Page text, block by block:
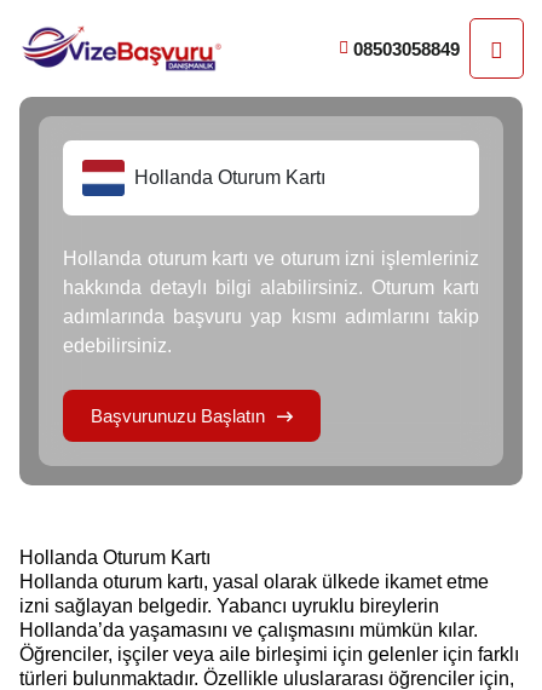
08503058849
Hollanda Oturum Kartı
Hollanda oturum kartı ve oturum izni işlemleriniz
hakkında detaylı bilgi alabilirsiniz. Oturum kartı
adımlarında başvuru yap kısmı adımlarını takip
edebilirsiniz.
Başvurunuzu Başlatın
Hollanda Oturum Kartı
Hollanda oturum kartı, yasal olarak ülkede ikamet etme
izni sağlayan belgedir. Yabancı uyruklu bireylerin
Hollanda’da yaşamasını ve çalışmasını mümkün kılar.
Öğrenciler, işçiler veya aile birleşimi için gelenler için farklı
türleri bulunmaktadır. Özellikle uluslararası öğrenciler için,